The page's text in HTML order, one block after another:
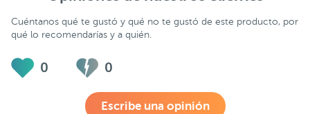
Cuéntanos qué te gustó y qué no te gustó de este producto, por
qué lo recomendarías y a quién.
0 0
Escribe una opinión